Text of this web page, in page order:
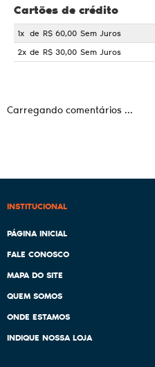
Cartões de crédito
1x de R$ 60,00 Sem Juros
2x de R$ 30,00 Sem Juros
Carregando comentários ...
INSTITUCIONAL
PÁGINA INICIAL
FALE CONOSCO
MAPA DO SITE
QUEM SOMOS
ONDE ESTAMOS
INDIQUE NOSSA LOJA